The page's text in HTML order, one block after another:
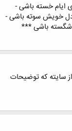
ایام خسته باشی -
خویش سوته باشی -
شگسته باشی ***
سایته که توضیحات